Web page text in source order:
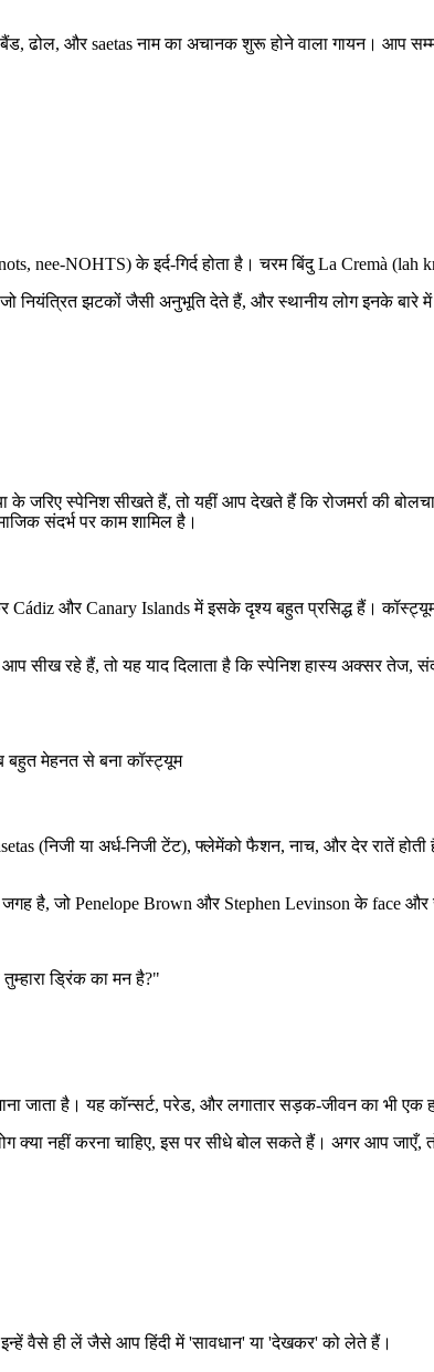
बैंड, ढोल, और saetas नाम का अचानक शुरू होने वाला गायन। आप
nee-NOHTS) के इर्द-गिर्द होता है। चरम बिंदु La Cremà
नियंत्रित झटकों जैसी अनुभूति देते हैं, और स्थानीय लोग इनके बारे
के जरिए स्पेनिश सीखते हैं, तो यहीं आप देखते हैं कि रोजमर्रा की
संदर्भ पर काम शामिल है।
Cádiz और Canary Islands में इसके दृश्य बहुत प्रसिद्ध हैं।
रहे हैं, तो यह याद दिलाता है कि स्पेनिश हास्य अक्सर तेज,
बहुत मेहनत से बना कॉस्ट्यूम
(निजी या अर्ध-निजी टेंट), फ्लेमेंको फैशन, नाच, और देर रातें
है, जो Penelope Brown और Stephen Levinson के face और
ड्रिंक का मन है?"
जाता है। यह कॉन्सर्ट, परेड, और लगातार सड़क-जीवन का भी एक
क्या नहीं करना चाहिए, इस पर सीधे बोल सकते हैं। अगर आप
वैसे ही लें जैसे आप हिंदी में 'सावधान' या 'देखकर' को लेते हैं।